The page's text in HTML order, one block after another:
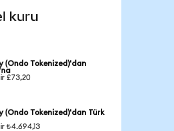
kuru
(Ondo Tokenized)'dan
£73,20
(Ondo Tokenized)'dan Türk
₺4.694,13